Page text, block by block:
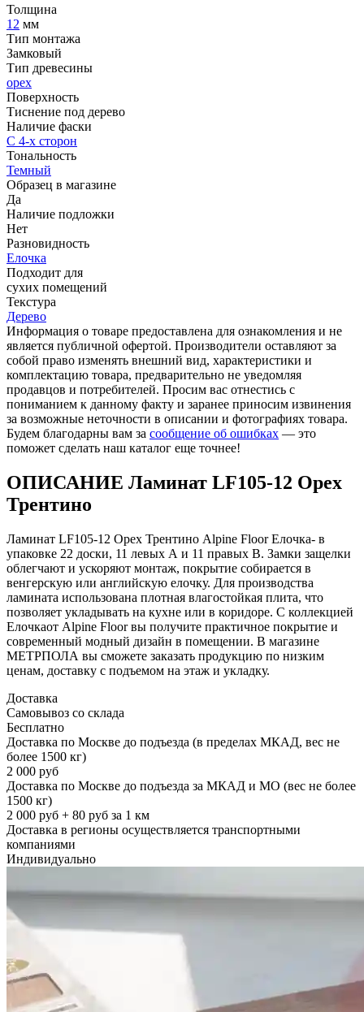
Толщина
12 мм
Тип монтажа
Замковый
Тип древесины
орех
Поверхность
Тиснение под дерево
Наличие фаски
С 4-х сторон
Тональность
Темный
Образец в магазине
Да
Наличие подложки
Нет
Разновидность
Елочка
Подходит для
cухих помещений
Текстура
Дерево
Информация о товаре предоставлена для ознакомления и не
является публичной офертой. Производители оставляют за
собой право изменять внешний вид, характеристики и
комплектацию товара, предварительно не уведомляя
продавцов и потребителей. Просим вас отнестись с
пониманием к данному факту и заранее приносим извинения
за возможные неточности в описании и фотографиях товара.
Будем благодарны вам за сообщение об ошибках — это
поможет сделать наш каталог еще точнее!
ОПИСАНИЕ Ламинат LF105-12 Орех
Трентино
Ламинат LF105-12 Орех Трентино Alpine Floor Елочка- в
упаковке 22 доски, 11 левых А и 11 правых В. Замки защелки
облегчают и ускоряют монтаж, покрытие собирается в
венгерскую или английскую елочку. Для производства
ламината использована плотная влагостойкая плита, что
позволяет укладывать на кухне или в коридоре. С коллекцией
Елочкаот Alpine Floor вы получите практичное покрытие и
современный модный дизайн в помещении. В магазине
МЕТРПОЛА вы сможете заказать продукцию по низким
ценам, доставку с подъемом на этаж и укладку.
Доставка
Самовывоз со склада
Бесплатно
Доставка по Москве до подъезда (в пределах МКАД, вес не
более 1500 кг)
2 000 руб
Доставка по Москве до подъезда за МКАД и МО (вес не более
1500 кг)
2 000 руб + 80 руб за 1 км
Доставка в регионы осуществляется транспортными
компаниями
Индивидуально